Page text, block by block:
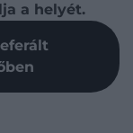
a helyét.